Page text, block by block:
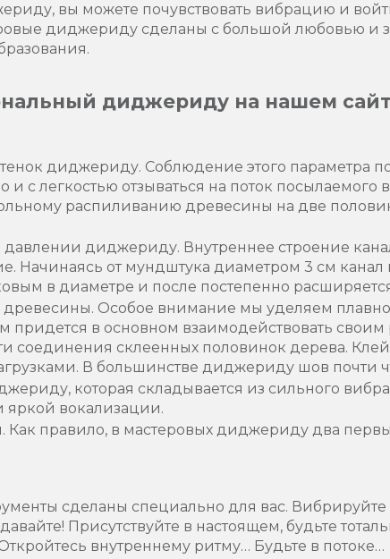
вы можете почувствовать вибрацию и
диджериду сделаны с большой любовью и
диджериду на нашем
диджериду. Соблюдение этого параметра
с легкостью отзываться на поток посылаемого
распиливанию древесины на две
диджериду. Внутреннее строение
Начинаясь от мундштука диаметром 3 см
в диаметре и после постепенно
древесины. Особое внимание мы уделяем
придется в основном взаимодействовать своим
соединения склеенных половинок дерева.
В большинстве диджериду шов почти
которая складывается из сильного
яркой вокализации.
Как правило, в мастеровых диджериду два
сделаны специально для вас. Вибрируйте
Присутствуйте в настоящем, будьте
внутреннему ритму… Будьте в потоке…